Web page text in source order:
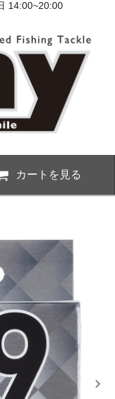
14:00~20:00
カートを見る